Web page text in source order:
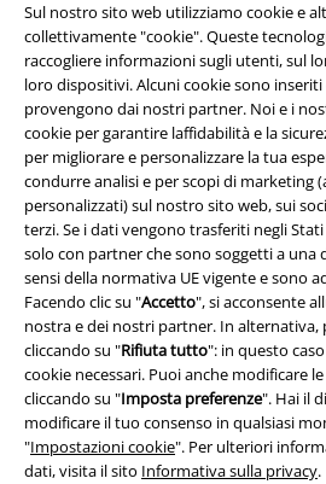
Sul nostro sito web utilizziamo cookie e
collettivamente "cookie". Queste
raccogliere informazioni sugli utenti, sul
loro dispositivi. Alcuni cookie sono
provengono dai nostri partner. Noi e i
cookie per garantire laffidabilità e la
per migliorare e personalizzare la tua
condurre analisi e per scopi di marketing
personalizzati) sul nostro sito web, sui
terzi. Se i dati vengono trasferiti negli
solo con partner che sono soggetti a una
sensi della normativa UE vigente e sono
Facendo clic su "Accetto", si acconsente
nostra e dei nostri partner. In alternativa,
cliccando su "Rifiuta tutto": in questo
cookie necessari. Puoi anche modificare
cliccando su "Imposta preferenze". Hai il
modificare il tuo consenso in qualsiasi
"Impostazioni cookie". Per ulteriori
dati, visita il sito Informativa sulla privacy.
App EMP
Scarica la nuova app
A Warner Music